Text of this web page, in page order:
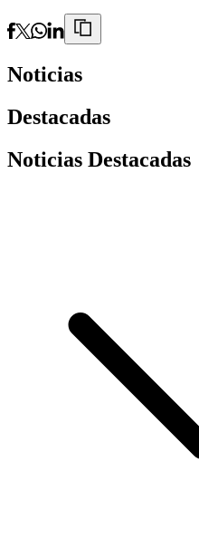
Noticias
Destacadas
Noticias Destacadas